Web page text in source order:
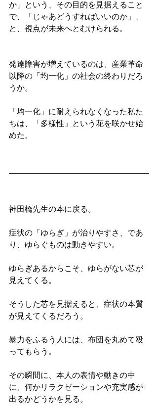
か」という、その目的を見据えること
で、「じゃあどうすればいいのか」、
と、視点が未来へとむけられる。
発達障害が増えているのは、産業革命
以降の「均一化」の社会の終わりだろ
うか。
「均一化」に耐えられなくなった私た
ちは、「多様性」という花を咲かせ始
めた。
神田橋先生の本に戻る。
症状の「ゆらぎ」が治りやすさ、であ
り、ゆらぐものは動きやすい。
ゆらぎあるからこそ、ゆらがない芯が
見えてくる。
そうした芯を見据えると、症状の本質
が見えてくるだろう。
暴力をふるう人には、布団を丸めて殴
ってもらう。
その瞬間に、本人の表情や動きの中
に、何かリラクゼーションや充実感が
出るかどうかを見る。